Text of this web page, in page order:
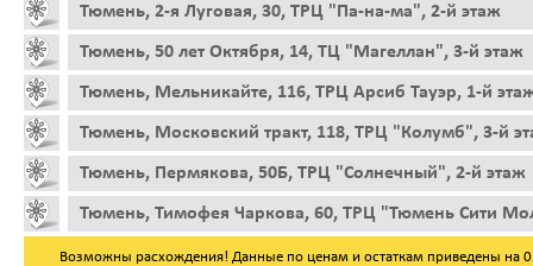
Тюмень, 2-я Луговая, 30, ТРЦ "Па-на-ма", 2-й этаж
Тюмень, 50 лет Октября, 14, ТЦ "Магеллан", 3-й этаж
Тюмень, Мельникайте, 116, ТРЦ Арсиб Тауэр, 1-й
Тюмень, Московский тракт, 118, ТРЦ "Колумб", 3-й
Тюмень, Пермякова, 50Б, ТРЦ "Солнечный", 2-й этаж
Тюмень, Тимофея Чаркова, 60, ТРЦ "Тюмень Сити
Возможны расхождения! Данные по ценам и остаткам приведены на